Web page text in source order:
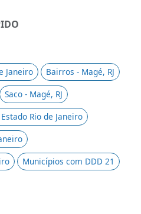
Janeiro
Bairros - Magé, RJ
Saco - Magé, RJ
Rio de Janeiro
Municípios com DDD 21